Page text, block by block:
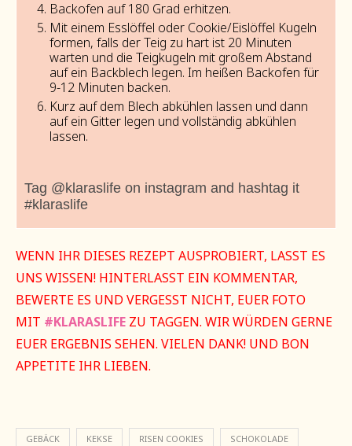
Backofen auf 180 Grad erhitzen.
Mit einem Esslöffel oder Cookie/Eislöffel Kugeln
formen, falls der Teig zu hart ist 20 Minuten
warten und die Teigkugeln mit großem Abstand
auf ein Backblech legen. Im heißen Backofen für
9-12 Minuten backen.
Kurz auf dem Blech abkühlen lassen und dann
auf ein Gitter legen und vollständig abkühlen
lassen.
Tag @klaraslife on instagram and hashtag it
#klaraslife
WENN IHR DIESES REZEPT AUSPROBIERT, LASST ES
UNS WISSEN! HINTERLASST EIN KOMMENTAR,
BEWERTE ES UND VERGESST NICHT, EUER FOTO
MIT #KLARASLIFE ZU TAGGEN. WIR WÜRDEN GERNE
EUER ERGEBNIS SEHEN. VIELEN DANK! UND BON
APPETITE IHR LIEBEN.
GEBÄCK KEKSE RISEN COOKIES SCHOKOLADE